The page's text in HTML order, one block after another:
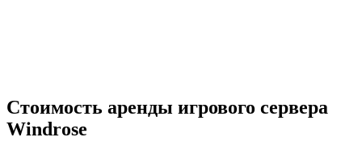
Стоимость аренды игрового сервера
Windrose